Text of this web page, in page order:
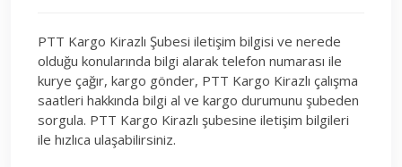
PTT Kargo Kirazlı Şubesi iletişim bilgisi ve nerede
olduğu konularında bilgi alarak telefon numarası ile
kurye çağır, kargo gönder, PTT Kargo Kirazlı çalışma
saatleri hakkında bilgi al ve kargo durumunu şubeden
sorgula. PTT Kargo Kirazlı şubesine iletişim bilgileri
ile hızlıca ulaşabilirsiniz.